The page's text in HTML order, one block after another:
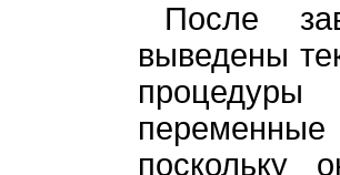
После
выведены
поскольку